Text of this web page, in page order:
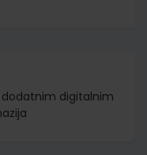
dodatnim digitalnim